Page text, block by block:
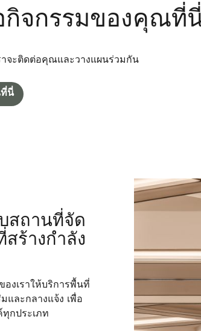
กิจกรรมของคุณที่
าจะติดต่อคุณและวางแผนร่วมกัน
ที่นี่
สถานที่จัด
ร้างกำลัง
งเราให้บริการพื้นที่
และกลางแจ้ง เพื่อ
ทุกประเภท